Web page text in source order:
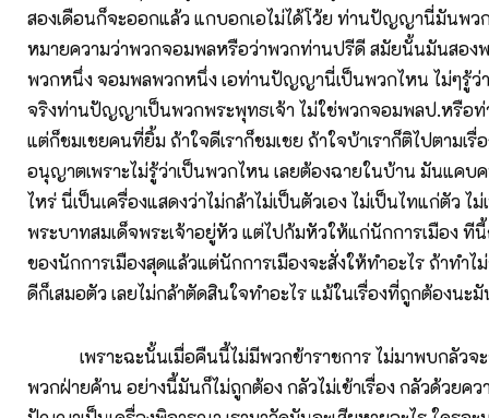
สองเดือนก็จะออกแล้ว แกบอกเอไม่ได้โว้ย ท่านปัญญานี่มันพว
หมายความว่าพวกจอมพลหรือว่าพวกท่านปรีดี สมัยนั้นมันสอง
พวกหนึ่ง จอมพลพวกหนึ่ง เอท่านปัญญานี่เป็นพวกไหน ไม่ๆรู้ว่
จริงท่านปัญญาเป็นพวกพระพุทธเจ้า ไม่ใช่พวกจอมพลป.หรือท่
แต่ก็ชมเชยคนที่ยิ้ม ถ้าใจดีเราก็ชมเชย ถ้าใจบ้าเราก็ติไปตามเรื่
อนุญาตเพราะไม่รู้ว่าเป็นพวกไหน เลยต้องฉายในบ้าน มันแคบค
ไหร่ นี่เป็นเครื่องแสดงว่าไม่กล้าไม่เป็นตัวเอง ไม่เป็นไทแก่ตัว ไ
พระบาทสมเด็จพระเจ้าอยู่หัว แต่ไปก้มหัวให้แก่นักการเมือง ที
ของนักการเมืองสุดแล้วแต่นักการเมืองจะสั่งให้ทำอะไร ถ้าทำไ
ดีก็เสมอตัว เลยไม่กล้าตัดสินใจทำอะไร แม้ในเรื่องที่ถูกต้องนะ
เพราะฉะนั้นเมื่อคืนนี้ไม่มีพวกข้าราชการ ไม่มาพบกลัวจะ
พวกฝ่ายค้าน อย่างนี้มันก็ไม่ถูกต้อง กลัวไม่เข้าเรื่อง กลัวด้วยคว